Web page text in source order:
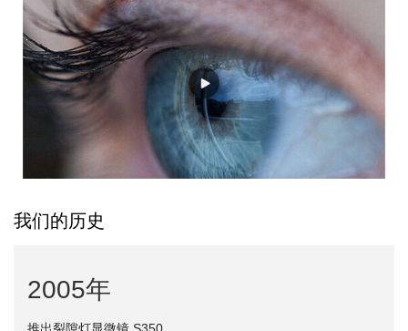
我们的历史
2005年
推出裂隙灯显微镜 S350。